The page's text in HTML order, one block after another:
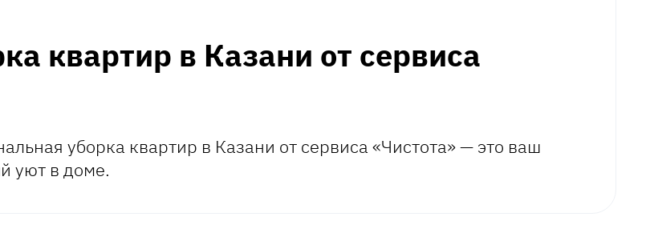
квартир в Казани от сервиса
уборка квартир в Казани от сервиса «Чистота» — это ваш
уют в доме.